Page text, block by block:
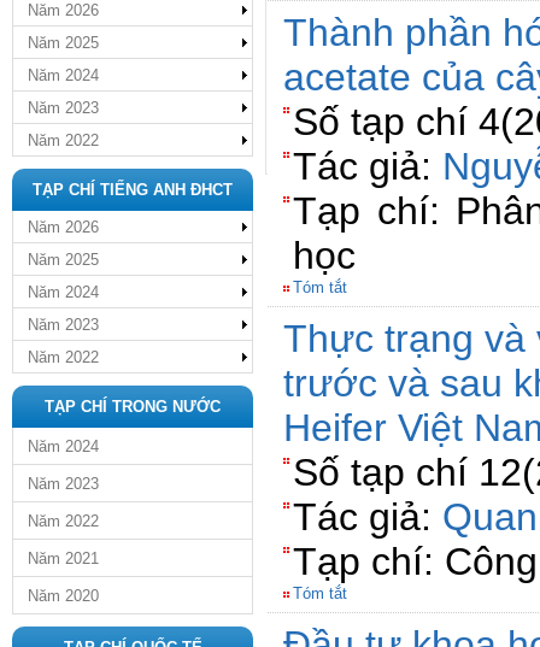
Năm 2026
Năm 2025
Năm 2024
Năm 2023
Năm 2022
TẠP CHÍ TIẾNG ANH ĐHCT
Năm 2026
Năm 2025
Năm 2024
Năm 2023
Năm 2022
TẠP CHÍ TRONG NƯỚC
Năm 2024
Năm 2023
Năm 2022
Năm 2021
Năm 2020
Thành phần
acetate của
Số tạp chí
Tác giả:
Tạp chí:
học
Tóm tắt
Thực trạng và
trước và sau
Heifer Việt
Số tạp chí
Tác giả:
Tạp chí:
Tóm tắt